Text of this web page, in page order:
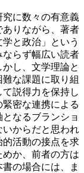
に数々の有意義
りながら、著者
と政治」という
らず幅広い読者
し、文学理論と
な課題に取り組
説得力を保持し
密な連携による
なるブランショ
からだと思われ
的活動の接点を求
か、前者の方は
の場合には、ま